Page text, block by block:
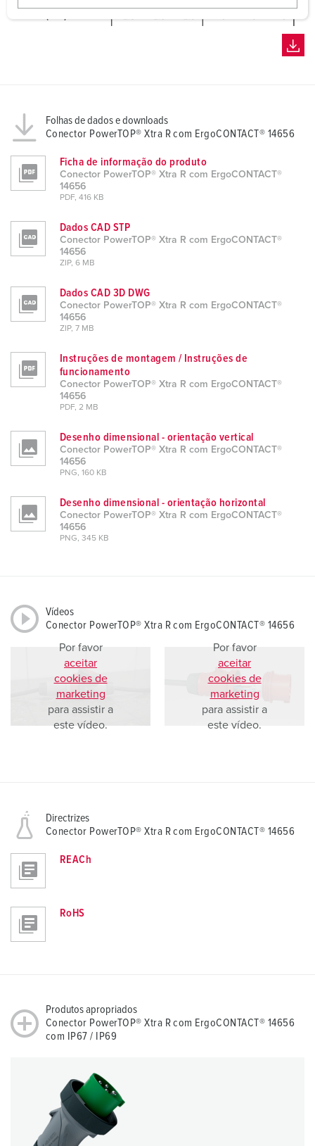
w
Folhas de dados e downloads
Conector PowerTOP® Xtra R com ErgoCONTACT® 14656
Ficha de informação do produto
Conector PowerTOP® Xtra R com ErgoCONTACT®
14656
PDF, 416 KB
Dados CAD STP
Conector PowerTOP® Xtra R com ErgoCONTACT®
14656
ZIP, 6 MB
Dados CAD 3D DWG
Conector PowerTOP® Xtra R com ErgoCONTACT®
14656
ZIP, 7 MB
Instruções de montagem / Instruções de
funcionamento
Conector PowerTOP® Xtra R com ErgoCONTACT®
14656
PDF, 2 MB
Desenho dimensional - orientação vertical
Conector PowerTOP® Xtra R com ErgoCONTACT®
14656
PNG, 160 KB
Desenho dimensional - orientação horizontal
Conector PowerTOP® Xtra R com ErgoCONTACT®
14656
PNG, 345 KB
Vídeos
Conector PowerTOP® Xtra R com ErgoCONTACT® 14656
Por favor
aceitar
cookies de
marketing
para assistir a
este vídeo.
Por favor
aceitar
cookies de
marketing
para assistir a
este vídeo.
Directrizes
Conector PowerTOP® Xtra R com ErgoCONTACT® 14656
REACh
RoHS
Produtos apropriados
Conector PowerTOP® Xtra R com ErgoCONTACT® 14656
com IP67 / IP69